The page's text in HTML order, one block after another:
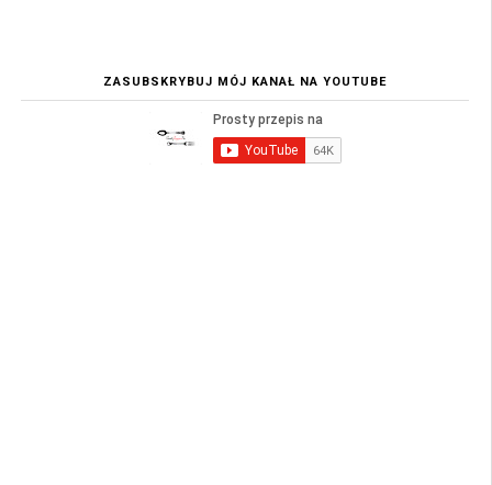
ZASUBSKRYBUJ MÓJ KANAŁ NA YOUTUBE